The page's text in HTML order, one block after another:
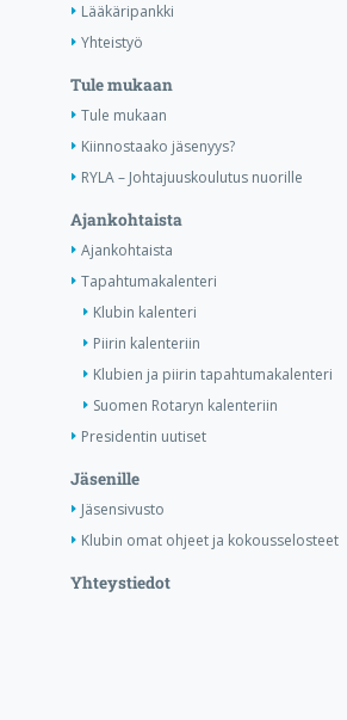
Lääkäripankki
Yhteistyö
Tule mukaan
Tule mukaan
Kiinnostaako jäsenyys?
RYLA – Johtajuuskoulutus nuorille
Ajankohtaista
Ajankohtaista
Tapahtumakalenteri
Klubin kalenteri
Piirin kalenteriin
Klubien ja piirin tapahtumakalenteri
Suomen Rotaryn kalenteriin
Presidentin uutiset
Jäsenille
Jäsensivusto
Klubin omat ohjeet ja kokousselosteet
Yhteystiedot